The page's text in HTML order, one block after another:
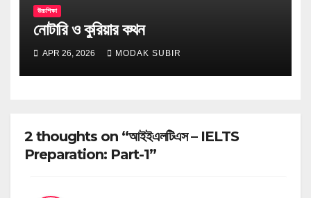
উচ্চশিক্ষা
নোটারি ও কুরিয়ার কথন
APR 26, 2026 MODAK SUBIR
2 thoughts on “আইইএলটিএস – IELTS
Preparation: Part-1”